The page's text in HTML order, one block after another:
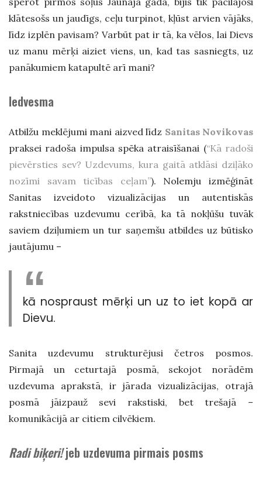
klātesošs un jaudīgs, ceļu turpinot, kļūst arvien vājāks,
līdz izplēn pavisam? Varbūt pat ir tā, ka vēlos, lai Dievs
uz manu mērķi aiziet viens, un, kad tas sasniegts, uz
panākumiem katapultē arī mani?
Iedvesma
Atbilžu meklējumi mani aizved līdz Sanitas Novikovas
praksei radoša impulsa spēka atraisīšanai (“Kā radoši
pievērsties sev? Uzdevums, kura gaitā atklāsi dziļāko
nozīmi savam ticības ceļam”). Nolemju izmēģināt
Sanitas izveidoto vizualizācijas un autentiskās
rakstniecības uzdevumu cerībā, ka tā nokļūšu tuvāk
saviem dziļumiem un tur saņemšu atbildes uz būtisko
jautājumu –
kā nospraust mērķi un uz to iet kopā ar
Dievu.
Sanita uzdevumu strukturējusi četros posmos.
Pirmajā un ceturtajā posmā, sekojot norādēm
uzdevuma aprakstā, ir jārada vizualizācijas, otrajā
posmā jāizpauž sevi rakstiski, bet trešajā –
komunikācijā ar citiem cilvēkiem.
Radi biķeri!jeb uzdevuma pirmais posms